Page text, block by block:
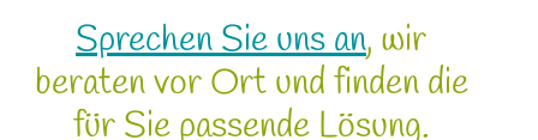
Sprechen Sie uns an, wir
beraten vor Ort und finden die
für Sie passende Lösung.